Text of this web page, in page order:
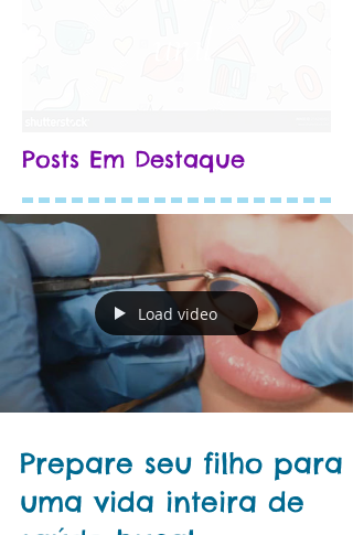
Posts Em Destaque
Load video
Prepare seu filho para
uma vida inteira de